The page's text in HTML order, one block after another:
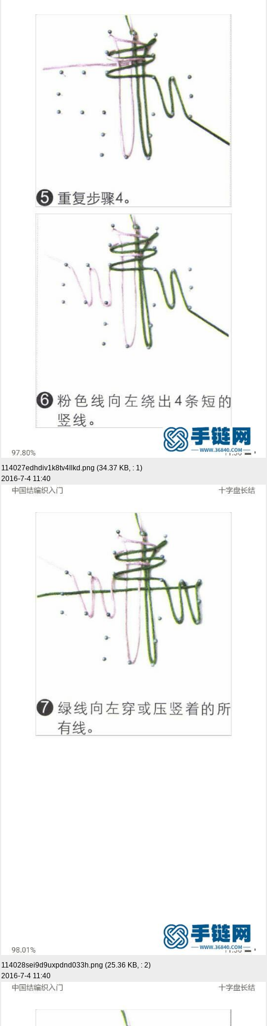
114027edhdiv1k8tv4llkd.png (34.37 KB, : 1)
2016-7-4 11:40
114028sei9d9uxpdnd033h.png (25.36 KB, : 2)
2016-7-4 11:40